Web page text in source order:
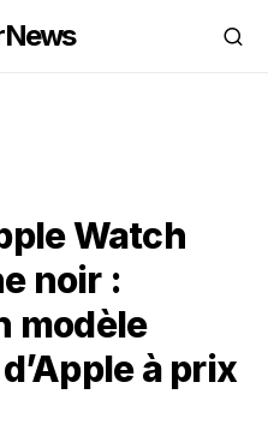
Watch
noir :
modèle
à prix